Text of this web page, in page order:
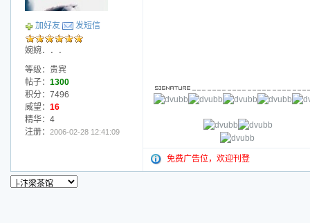
加好友 发短信
婉婉．．．
等级：贵宾
帖子： 1300
积分：7496
威望： 16
精华：4
注册： 2006-02-28 12:41:09
免费广告位，欢迎刊登